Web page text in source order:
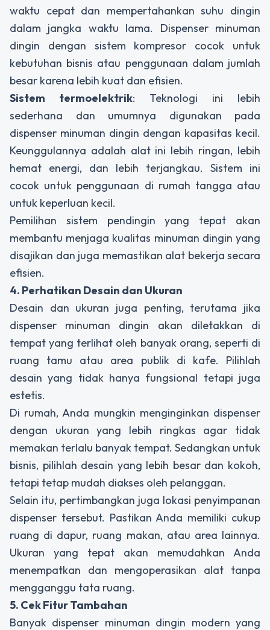
waktu cepat dan mempertahankan suhu dingin
dalam jangka waktu lama. Dispenser minuman
dingin dengan sistem kompresor cocok untuk
kebutuhan bisnis atau penggunaan dalam jumlah
besar karena lebih kuat dan efisien.
Sistem termoelektrik: Teknologi ini lebih
sederhana dan umumnya digunakan pada
dispenser minuman dingin dengan kapasitas kecil.
Keunggulannya adalah alat ini lebih ringan, lebih
hemat energi, dan lebih terjangkau. Sistem ini
cocok untuk penggunaan di rumah tangga atau
untuk keperluan kecil.
Pemilihan sistem pendingin yang tepat akan
membantu menjaga kualitas minuman dingin yang
disajikan dan juga memastikan alat bekerja secara
efisien.
4. Perhatikan Desain dan Ukuran
Desain dan ukuran juga penting, terutama jika
dispenser minuman dingin akan diletakkan di
tempat yang terlihat oleh banyak orang, seperti di
ruang tamu atau area publik di kafe. Pilihlah
desain yang tidak hanya fungsional tetapi juga
estetis.
Di rumah, Anda mungkin menginginkan dispenser
dengan ukuran yang lebih ringkas agar tidak
memakan terlalu banyak tempat. Sedangkan untuk
bisnis, pilihlah desain yang lebih besar dan kokoh,
tetapi tetap mudah diakses oleh pelanggan.
Selain itu, pertimbangkan juga lokasi penyimpanan
dispenser tersebut. Pastikan Anda memiliki cukup
ruang di dapur, ruang makan, atau area lainnya.
Ukuran yang tepat akan memudahkan Anda
menempatkan dan mengoperasikan alat tanpa
mengganggu tata ruang.
5. Cek Fitur Tambahan
Banyak dispenser minuman dingin modern yang